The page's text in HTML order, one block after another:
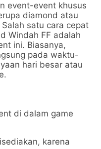
event-event khusus
diamond atau
satu cara cepat
Windah FF adalah
ini. Biasanya,
pada waktu-
hari besar atau
di dalam game
karena